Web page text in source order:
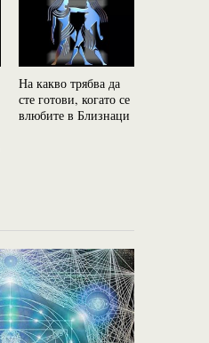
На какво трябва да
сте готови, когато се
влюбите в Близнаци